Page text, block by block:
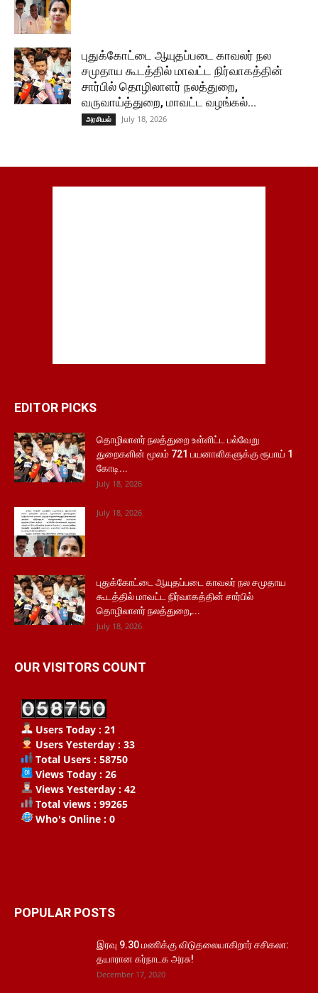
புதுக்கோட்டை ஆயுதப்படை காவலர் நல
சமுதாய கூடத்தில் மாவட்ட நிர்வாகத்தின்
சார்பில் தொழிலாளர் நலத்துறை,
வருவாய்த்துறை, மாவட்ட வழங்கல்...
அரசியல் July 18, 2026
EDITOR PICKS
தொழிலாளர் நலத்துறை உள்ளிட்ட பல்வேறு
துறைகளின் மூலம் 721 பயனாளிகளுக்கு ரூபாய் 1
கோடி...
July 18, 2026
July 18, 2026
புதுக்கோட்டை ஆயுதப்படை காவலர் நல சமுதாய
கூடத்தில் மாவட்ட நிர்வாகத்தின் சார்பில்
தொழிலாளர் நலத்துறை,...
July 18, 2026
OUR VISITORS COUNT
Users Today : 21
Users Yesterday : 33
Total Users : 58750
Views Today : 26
Views Yesterday : 42
Total views : 99265
Who's Online : 0
POPULAR POSTS
இரவு 9.30 மணிக்கு விடுதலையாகிறார் சசிகலா:
தயாரான கர்நாடக அரசு!
December 17, 2020